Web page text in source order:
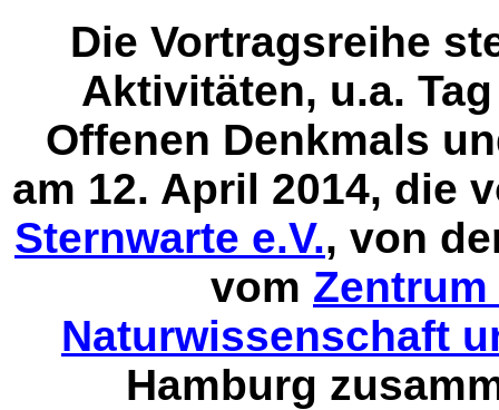
Die Vortragsreihe
Aktivitäten, u.a.
Offenen Denkmals
am 12. April 2014, die
Sternwarte e.V., von
vom
Naturwissenschaft
Hamburg